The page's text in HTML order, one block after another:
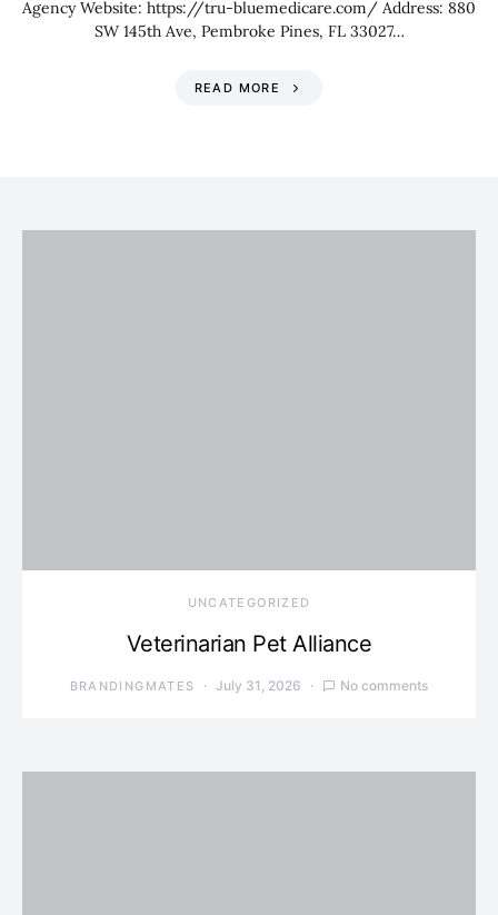
Agency Website: https://tru-bluemedicare.com/ Address: 880
SW 145th Ave, Pembroke Pines, FL 33027…
READ MORE
UNCATEGORIZED
Veterinarian Pet Alliance
BRANDINGMATES July 31, 2026 No comments